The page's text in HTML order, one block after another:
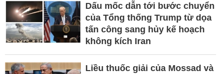
Dấu mốc dẫn tới bước chuyển
của Tổng thống Trump từ dọa
tấn công sang hủy kế hoạch
không kích Iran
Liều thuốc giải của Mossad và